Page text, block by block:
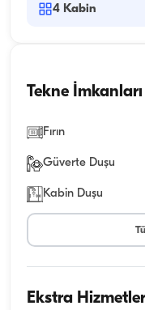
4 Kabin
Tekne İmkanları
Fırın
Güverte Duşu
Kabin Duşu
Ekstra Hizmetler